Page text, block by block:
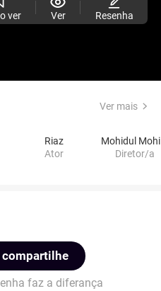
ver Ver Resenha
Ver mais
Riaz
Ator
Diretor/a
compartilhe
faz a diferança